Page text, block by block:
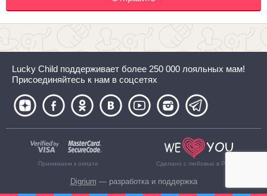
Lucky Child поддерживает более 250 000 лояльных мам!
Присоединяйтесь к нам в соцсетях
Принимаем к оплате Сделано с любовью в России
Digrium — разработка и поддержка